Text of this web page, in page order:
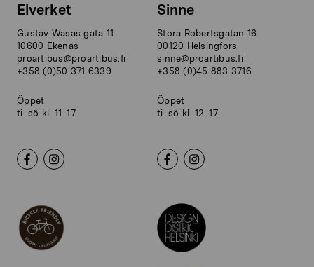
Elverket
Gustav Wasas gata 11
10600 Ekenäs
proartibus@proartibus.fi
+358 (0)50 371 6339
Öppet
ti–sö kl. 11–17
Sinne
Stora Robertsgatan 16
00120 Helsingfors
sinne@proartibus.fi
+358 (0)45 883 3716
Öppet
ti–sö kl. 12–17